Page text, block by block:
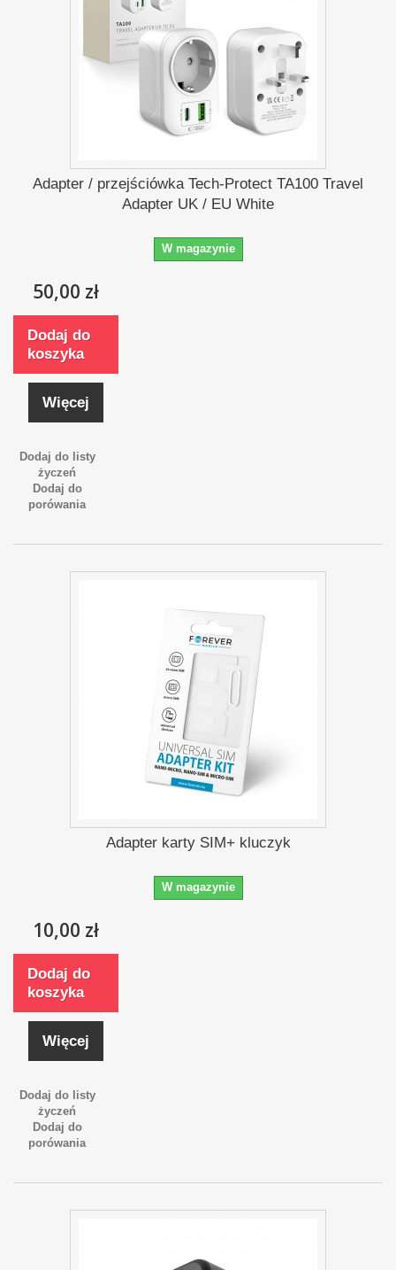
Adapter / przejściówka Tech-Protect TA100 Travel
Adapter UK / EU White
W magazynie
50,00 zł
Dodaj do
koszyka
Więcej
Dodaj do listy
życzeń
Dodaj do
porówania
Adapter karty SIM+ kluczyk
W magazynie
10,00 zł
Dodaj do
koszyka
Więcej
Dodaj do listy
życzeń
Dodaj do
porówania